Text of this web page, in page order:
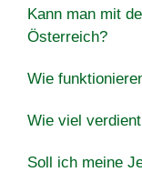
Kann man mit
Österreich?
Wie
Wie viel
Soll ich meine